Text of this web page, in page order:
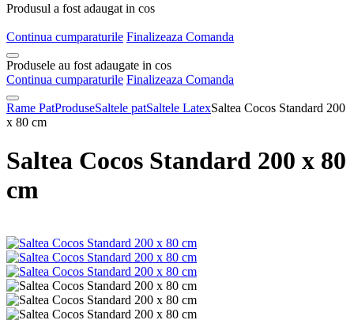
Produsul a fost adaugat in cos
Continua cumparaturile Finalizeaza Comanda
Produsele au fost adaugate in cos
Continua cumparaturile Finalizeaza Comanda
Rame PatProduseSaltele patSaltele LatexSaltea Cocos Standard 200
x 80 cm
Saltea Cocos Standard 200 x 80
cm